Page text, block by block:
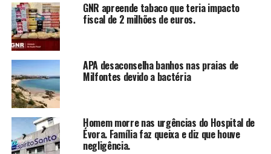
GNR apreende tabaco que teria impacto
fiscal de 2 milhões de euros.
APA desaconselha banhos nas praias de
Milfontes devido a bactéria
Homem morre nas urgências do Hospital de
Évora. Família faz queixa e diz que houve
negligência.